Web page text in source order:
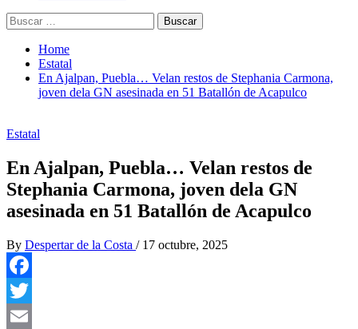
Buscar:
Home
Estatal
En Ajalpan, Puebla… Velan restos de Stephania Carmona,
joven dela GN asesinada en 51 Batallón de Acapulco
Estatal
En Ajalpan, Puebla… Velan restos de
Stephania Carmona, joven dela GN
asesinada en 51 Batallón de Acapulco
By Despertar de la Costa / 17 octubre, 2025
Facebook
Twitter